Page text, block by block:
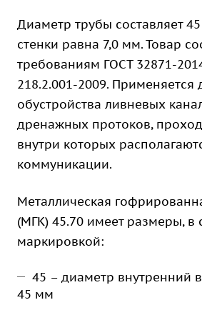
Диаметр трубы составляет
стенки равна 7,0 мм. Товар
требованиям ГОСТ 32871-
218.2.001-2009. Применяется
обустройства ливневых
дренажных протоков,
внутри которых
коммуникации.
Металлическая
(МГК) 45.70 имеет размеры, в
маркировкой:
45 – диаметр внутренний
45 мм